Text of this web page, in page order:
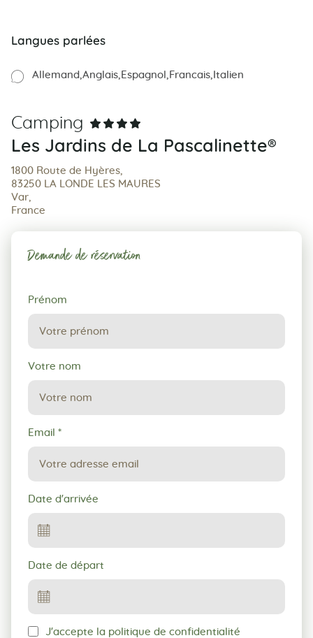
Langues parlées
Allemand Anglais Espagnol Francais Italien
Camping
Les Jardins de La Pascalinette®
1800 Route de Hyères,
83250 LA LONDE LES MAURES
Var,
France
Demande de réservation
Demande
de
réservation
Prénom
Votre nom
Email *
Date d'arrivée
Date de départ
J'accepte la politique de confidentialité